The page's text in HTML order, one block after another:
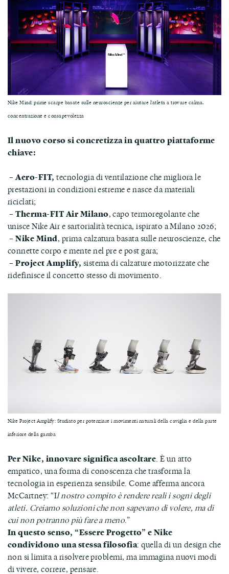
Nike Mind: prime scarpe basate sulle neuroscienze per aiutare l'atleta a trovare calma,
concentrazione e consapevolezza
Il nuovo corso si concretizza in quattro piattaforme
chiave:
– Aero-FIT, tecnologia di ventilazione che migliora le
prestazioni in condizioni estreme e nasce da materiali
riciclati;
– Therma-FIT Air Milano, capo termoregolante che
unisce Nike Air e sartorialità tecnica, ispirato a Milano 2026;
– Nike Mind, prima calzatura basata sulle neuroscienze, che
connette corpo e mente nel pre e post gara;
– Project Amplify, sistema di calzature motorizzate che
ridefinisce il concetto stesso di movimento.
Nike Project Amplify: Studiato per potenziare i movimenti naturali della caviglia e della parte
inferiore della gamba
Per Nike, innovare significa ascoltare. È un atto
empatico, una forma di conoscenza che trasforma la
tecnologia in esperienza sensibile. Come afferma ancora
McCartney: “Il nostro compito è rendere reali i sogni degli
atleti. Creiamo soluzioni che non sapevano di volere, ma di
cui non potranno più fare a meno.”
In questo senso, “Essere Progetto” e Nike
condividono una stessa filosofia: quella di un design che
non si limita a risolvere problemi, ma immagina nuovi modi
di vivere, correre, pensare.